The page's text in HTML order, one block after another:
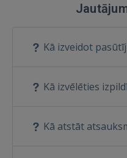
Kā izveidot
Kā izvēlēties
Kā atstāt